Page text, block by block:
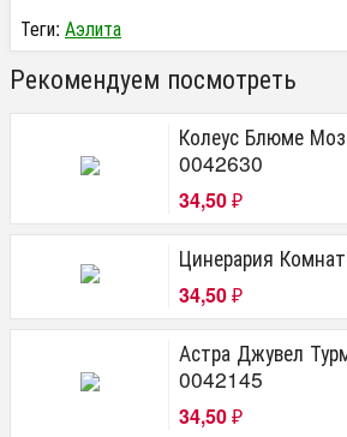
Теги: Аэлита
Рекомендуем посмотреть
Колеус Блюме
0042630
34,50 ₽
Цинерария
34,50 ₽
Астра Джувел
0042145
34,50 ₽